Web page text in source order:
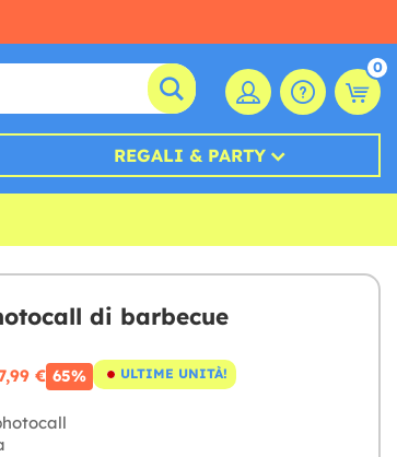
0
REGALI & PARTY
di barbecue
€ 65% ULTIME UNITÀ!